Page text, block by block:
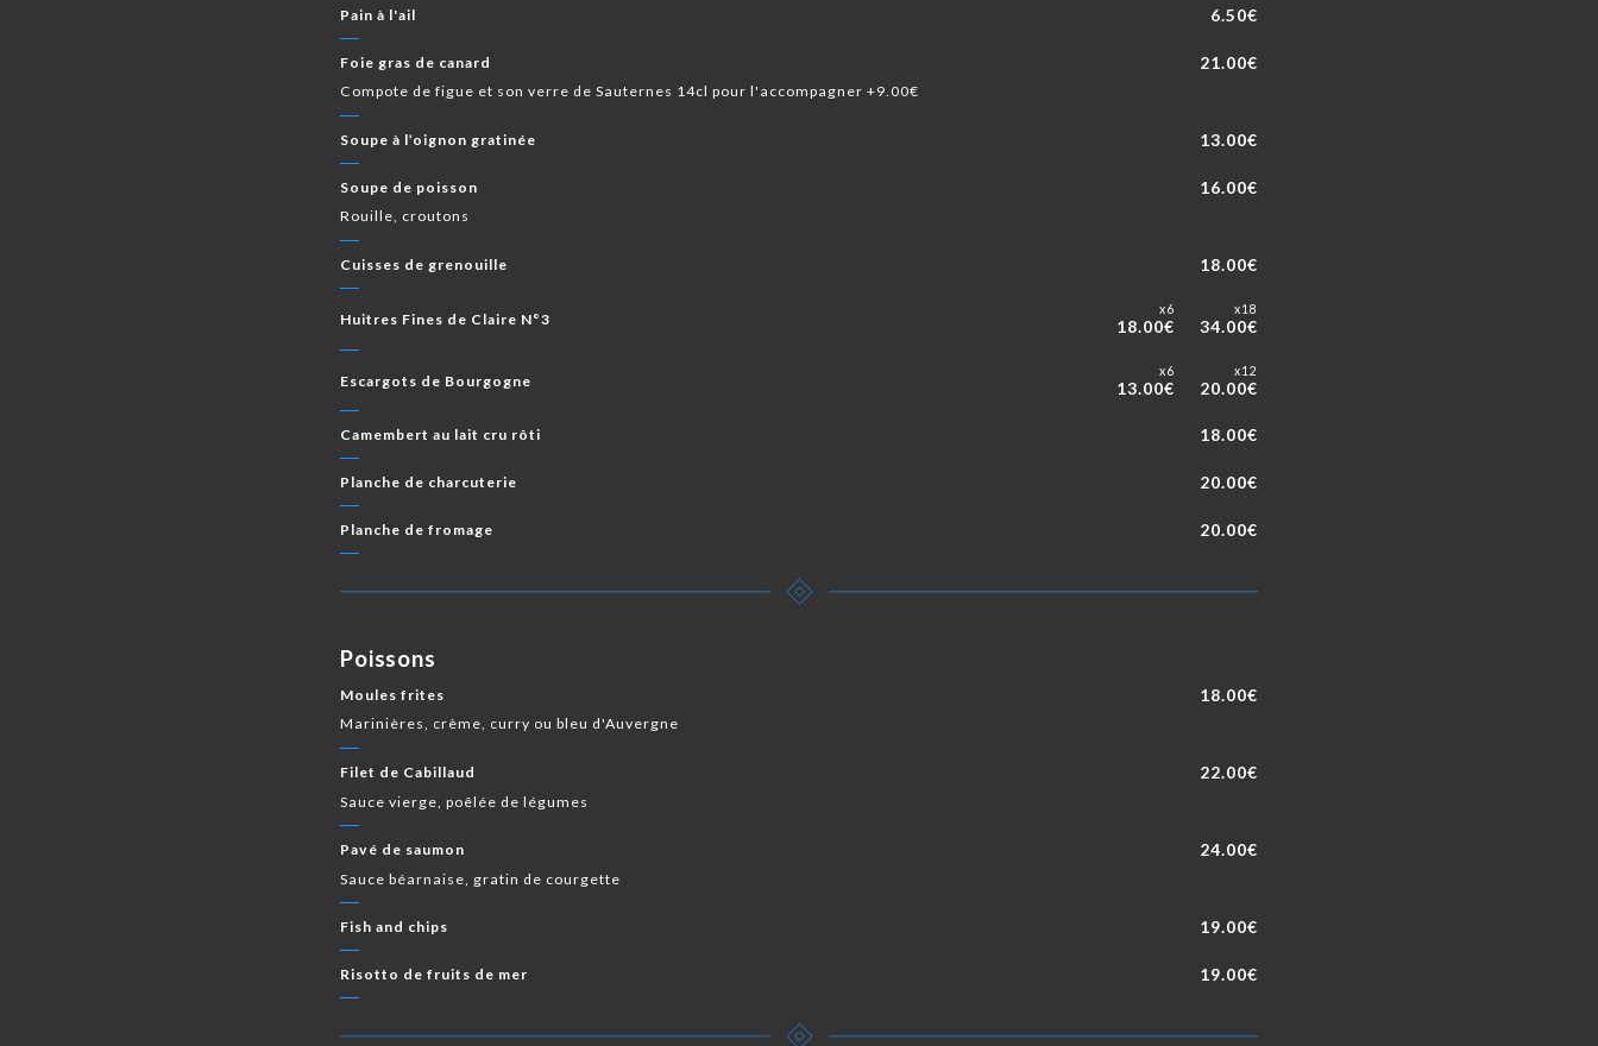
Pain à l'ail 6.50€
Foie gras de canard 21.00€
Compote de figue et son verre de Sauternes 14cl pour l'accompagner +9.00€
Soupe à l’oignon gratinée 13.00€
Soupe de poisson 16.00€
Rouille, croutons
Cuisses de grenouille 18.00€
Huitres Fines de Claire N°3
x6
18.00€
x18
34.00€
Escargots de Bourgogne
x6
13.00€
x12
20.00€
Camembert au lait cru rôti 18.00€
Planche de charcuterie 20.00€
Planche de fromage 20.00€
Poissons
Moules frites 18.00€
Marinières, crème, curry ou bleu d'Auvergne
Filet de Cabillaud 22.00€
Sauce vierge, poêlée de légumes
Pavé de saumon 24.00€
Sauce béarnaise, gratin de courgette
Fish and chips 19.00€
Risotto de fruits de mer 19.00€